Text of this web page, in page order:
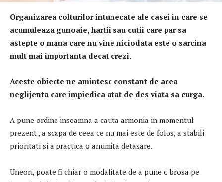
Organizarea colturilor intunecate ale casei in care se
acumuleaza gunoaie, hartii sau cutii care par sa
astepte o mana care nu vine niciodata este o sarcina
mult mai importanta decat crezi.
Aceste obiecte ne amintesc constant de acea
neglijenta care impiedica atat de des viata sa curga.
A pune ordine inseamna a cauta armonia in momentul
prezent , a scapa de ceea ce nu mai este de folos, a stabili
prioritati si a practica o anumita detasare.
Uneori, poate fi chiar o modalitate de a pune o brosa pe